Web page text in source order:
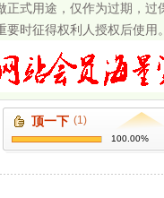
正式用途，仅作为过期，
时征得权利人授权后使用。
顶一下 (1)
100.00%